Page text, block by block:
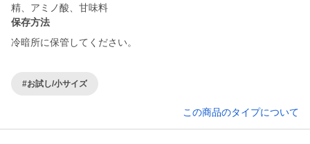
精、アミノ酸、甘味料
保存方法
冷暗所に保管してください。
#お試し/小サイズ
この商品のタイプについて